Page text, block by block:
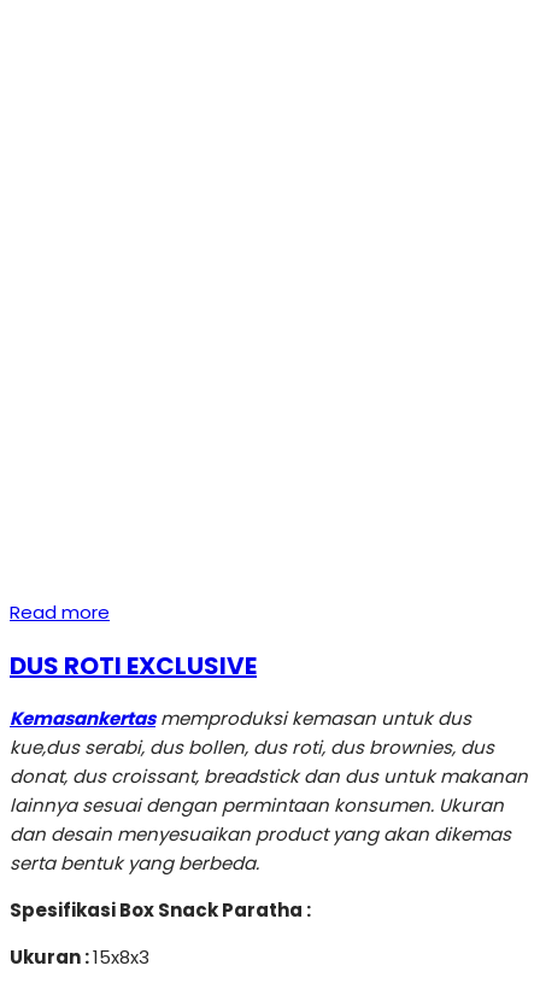
Read more
DUS ROTI EXCLUSIVE
Kemasankertasmemproduksi kemasan untuk dus
kue,dus serabi, dus bollen, dus roti, dus brownies, dus
donat, dus croissant, breadstick dan dus untuk makanan
lainnya sesuai dengan permintaan konsumen. Ukuran
dan desain menyesuaikan product yang akan dikemas
serta bentuk yang berbeda.
Spesifikasi Box Snack Paratha :
Ukuran :15x8x3